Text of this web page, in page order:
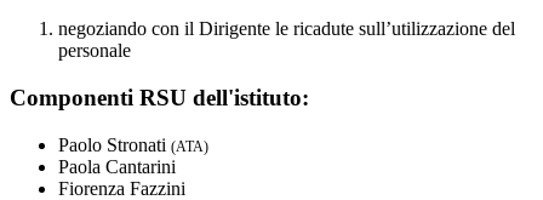
negoziando con il Dirigente le ricadute sull’utilizzazione del
personale
Componenti RSU dell'istituto:
Paolo Stronati (ATA)
Paola Cantarini
Fiorenza Fazzini